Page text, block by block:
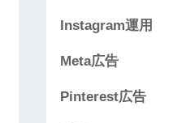
Instagram運用
Meta広告
Pinterest広告